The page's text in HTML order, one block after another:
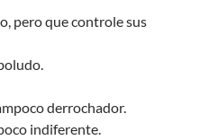
pero que controle sus
derrochador.
indiferente.